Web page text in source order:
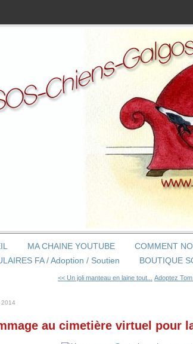
MA CHAINE YOUTUBE COMMENT
FA / Adoption / Soutien
BOUTIQUE
<< Un joli manteau en laine tout... Adoptez
2014
au cimetière virtuel pour